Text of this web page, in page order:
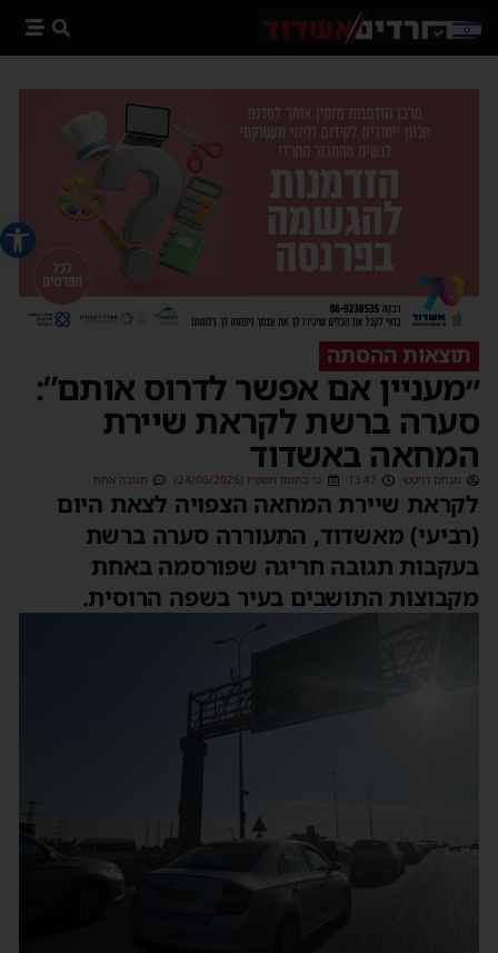
פתח
תוצאות ההסתה
״מעניין אם אפשר לדרוס אותם”:
סערה ברשת לקראת שיירת
המחאה באשדוד
מנחם דויטש 13:47 ט׳ בתמוז תשפ״ו (24/06/2026) תגובה אחת
לקראת שיירת המחאה הצפויה לצאת היום
(רביעי) מאשדוד, התעוררה סערה ברשת
בעקבות תגובה חריגה שפורסמה באחת
מקבוצות התושבים בעיר בשפה הרוסית.